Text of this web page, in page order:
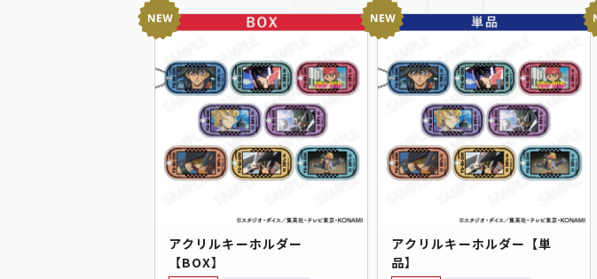
アクリルキーホルダー
【BOX】
アクリルキーホルダー【単
品】